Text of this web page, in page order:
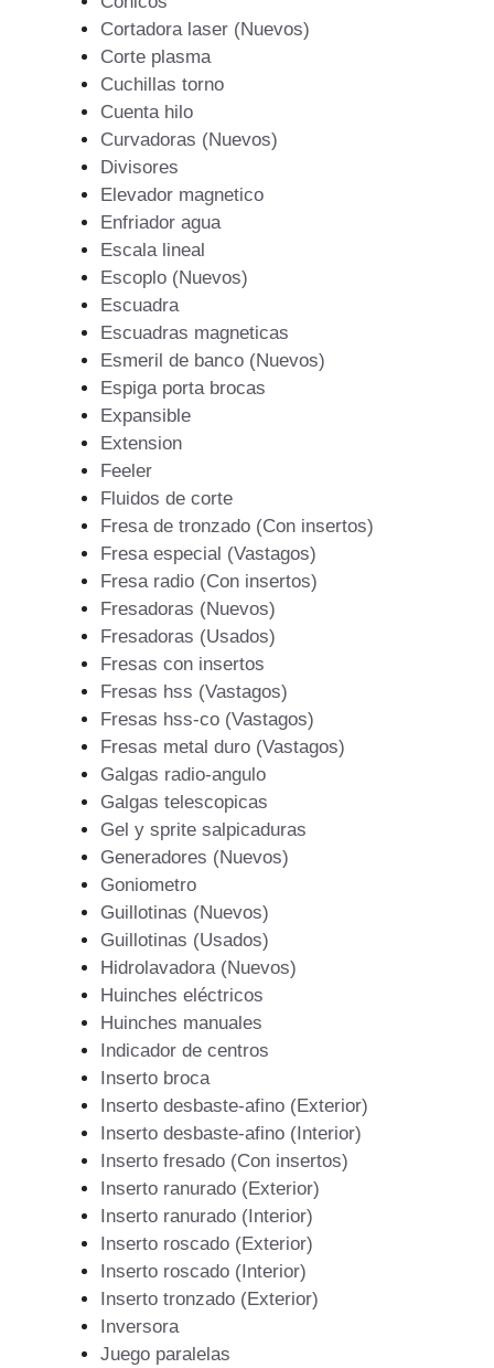
Cortadora laser (Nuevos)
Corte plasma
Cuchillas torno
Cuenta hilo
Curvadoras (Nuevos)
Divisores
Elevador magnetico
Enfriador agua
Escala lineal
Escoplo (Nuevos)
Escuadra
Escuadras magneticas
Esmeril de banco (Nuevos)
Espiga porta brocas
Expansible
Extension
Feeler
Fluidos de corte
Fresa de tronzado (Con insertos)
Fresa especial (Vastagos)
Fresa radio (Con insertos)
Fresadoras (Nuevos)
Fresadoras (Usados)
Fresas con insertos
Fresas hss (Vastagos)
Fresas hss-co (Vastagos)
Fresas metal duro (Vastagos)
Galgas radio-angulo
Galgas telescopicas
Gel y sprite salpicaduras
Generadores (Nuevos)
Goniometro
Guillotinas (Nuevos)
Guillotinas (Usados)
Hidrolavadora (Nuevos)
Huinches eléctricos
Huinches manuales
Indicador de centros
Inserto broca
Inserto desbaste-afino (Exterior)
Inserto desbaste-afino (Interior)
Inserto fresado (Con insertos)
Inserto ranurado (Exterior)
Inserto ranurado (Interior)
Inserto roscado (Exterior)
Inserto roscado (Interior)
Inserto tronzado (Exterior)
Inversora
Juego paralelas